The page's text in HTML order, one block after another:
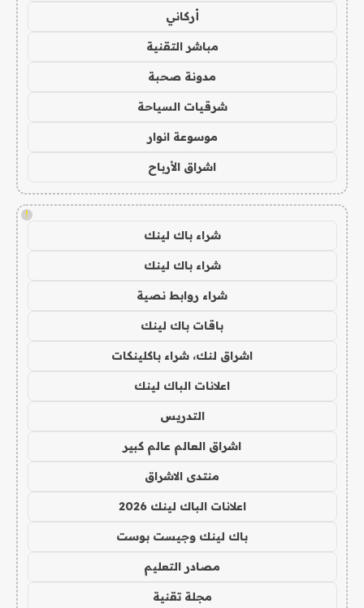
أركاني
مباشر التقنية
مدونة صحبة
شرقيات السياحة
موسوعة انوار
اشراق الأرباح
!
شراء باك لينك
شراء باك لينك
شراء روابط نصية
باقات باك لينك
اشراق لنك، شراء باكلينكات
اعلانات الباك لينك
التدريس
اشراق العالم عالم كبير
منتدى الاشراق
اعلانات الباك لينك 2026
باك لينك وجيست بوست
مصادر التعليم
مجلة تقنية